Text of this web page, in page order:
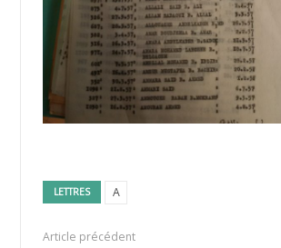
LETTRES A
Article précédent